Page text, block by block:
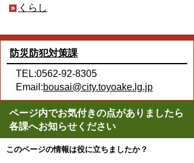
くらし
防災防犯対策課
TEL:0562-92-8305
Email:bousai@city.toyoake.lg.jp
ページ内でお気付きの点がありましたら
各課へお知らせください
このページの情報は役に立ちましたか？